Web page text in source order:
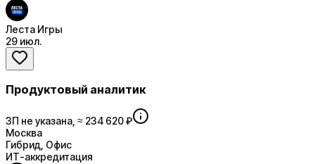
Леста Игры
29 июл.
Продуктовый аналитик
ЗП не указана, ≈ 234 620 ₽
Москва
Гибрид, Офис
ИТ-аккредитация